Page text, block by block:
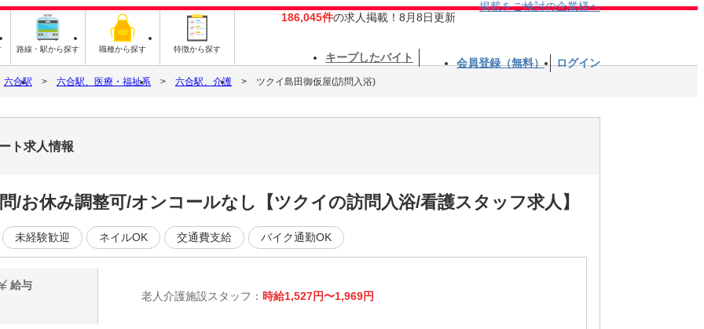
路線・駅から探す 職種から探す 特徴から探す
186,045件の求人掲載！8月8日更新
掲載をご検討の企業様へ
キープしたバイト 会員登録（無料） ログイン
六合駅 六合駅、医療・福祉系 六合駅、介護 ツクイ島田御仮屋(訪問入浴)
ト求人情報
/お休み調整可/オンコールなし【ツクイの訪問入浴/看護スタッフ求人】
未経験歓迎 ネイルOK 交通費支給 バイク通勤OK
給与
老人介護施設スタッフ： 時給1,527円〜1,969円